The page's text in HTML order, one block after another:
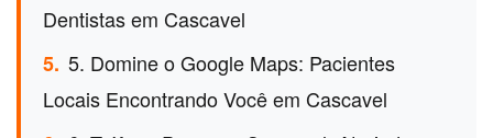
Dentistas em Cascavel
5. 5. Domine o Google Maps: Pacientes
Locais Encontrando Você em Cascavel